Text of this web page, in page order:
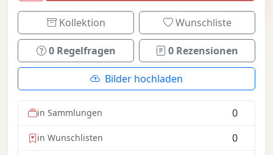
Kollektion Wunschliste
0 Regelfragen 0 Rezensionen
Bilder hochladen
in Sammlungen 0
in Wunschlisten 0